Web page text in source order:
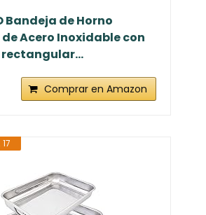
Bandeja de Horno
Acero Inoxidable con
Comprar en Amazon